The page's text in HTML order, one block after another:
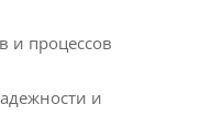
и процессов
и